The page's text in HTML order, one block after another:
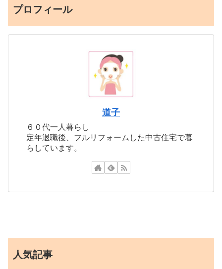
プロフィール
道子
６０代一人暮らし
定年退職後、フルリフォームした中古住宅で暮
らしています。
人気記事